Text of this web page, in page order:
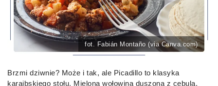
fot. Fabián Montaño (via Canva.com)
Brzmi dziwnie? Może i tak, ale Picadillo to klasyka
karaibskiego stołu. Mielona wołowina duszona z cebulą,